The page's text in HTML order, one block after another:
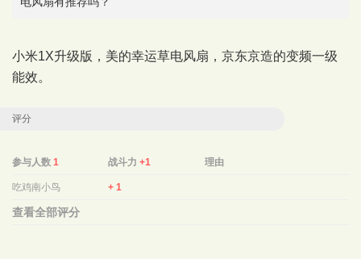
小米1X升级版，美的幸运草电风扇，京东京造的变频一级
能效。
评分
参与人数 1 战斗力+1 理由
吃鸡南小鸟 + 1
查看全部评分